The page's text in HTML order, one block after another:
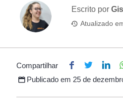
Escrito por
Atualizado
Compartilhar
Publicado em 25 de